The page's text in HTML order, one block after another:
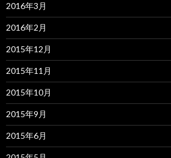
2016年3月
2016年2月
2015年12月
2015年11月
2015年10月
2015年9月
2015年6月